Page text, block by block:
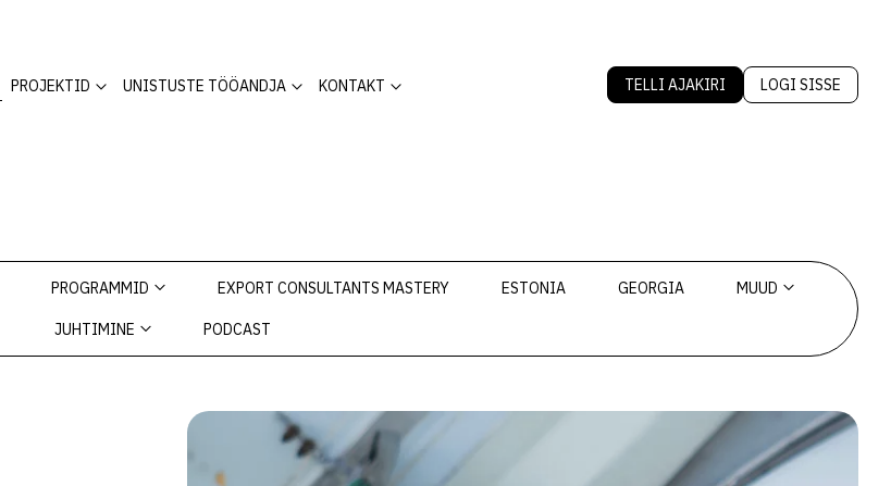
PROJEKTID UNISTUSTE TÖÖANDJA KONTAKT TELLI AJAKIRI LOGI SISSE
PROGRAMMID EXPORT CONSULTANTS MASTERY ESTONIA GEORGIA MUUD
JUHTIMINE PODCAST